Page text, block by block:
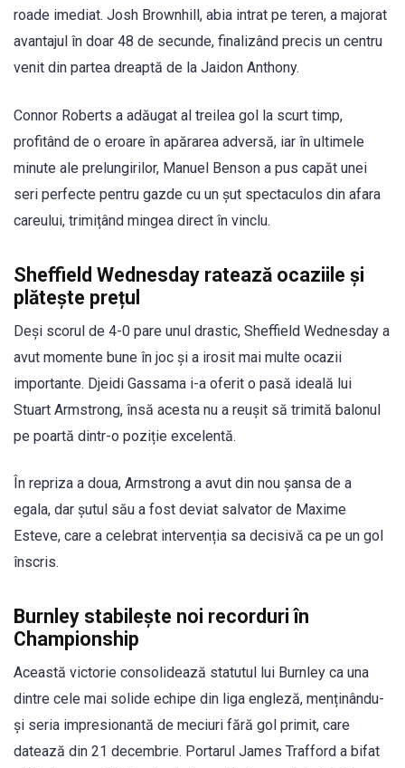
roade imediat. Josh Brownhill, abia intrat pe teren, a majorat
avantajul în doar 48 de secunde, finalizând precis un centru
venit din partea dreaptă de la Jaidon Anthony.
Connor Roberts a adăugat al treilea gol la scurt timp,
profitând de o eroare în apărarea adversă, iar în ultimele
minute ale prelungirilor, Manuel Benson a pus capăt unei
seri perfecte pentru gazde cu un șut spectaculos din afara
careului, trimițând mingea direct în vinclu.
Sheffield Wednesday ratează ocaziile și
plătește prețul
Deși scorul de 4-0 pare unul drastic, Sheffield Wednesday a
avut momente bune în joc și a irosit mai multe ocazii
importante. Djeidi Gassama i-a oferit o pasă ideală lui
Stuart Armstrong, însă acesta nu a reușit să trimită balonul
pe poartă dintr-o poziție excelentă.
În repriza a doua, Armstrong a avut din nou șansa de a
egala, dar șutul său a fost deviat salvator de Maxime
Esteve, care a celebrat intervenția sa decisivă ca pe un gol
înscris.
Burnley stabilește noi recorduri în
Championship
Această victorie consolidează statutul lui Burnley ca una
dintre cele mai solide echipe din liga engleză, menținându-
și seria impresionantă de meciuri fără gol primit, care
datează din 21 decembrie. Portarul James Trafford a bifat